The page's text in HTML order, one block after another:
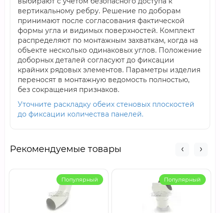
вертикальному ребру. Решение по доборам
принимают после согласования фактической
формы угла и видимых поверхностей. Комплект
распределяют по монтажным захваткам, когда на
объекте несколько одинаковых углов. Положение
доборных деталей согласуют до фиксации
крайних рядовых элементов. Параметры изделия
переносят в монтажную ведомость полностью,
без сокращения признаков.
Уточните раскладку обеих стеновых плоскостей
до фиксации количества панелей.
Рекомендуемые товары
Популярный Популярный